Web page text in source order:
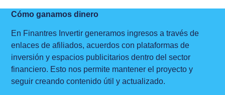
Cómo ganamos dinero
En Finantres Invertir generamos ingresos a través de
enlaces de afiliados, acuerdos con plataformas de
inversión y espacios publicitarios dentro del sector
financiero. Esto nos permite mantener el proyecto y
seguir creando contenido útil y actualizado.